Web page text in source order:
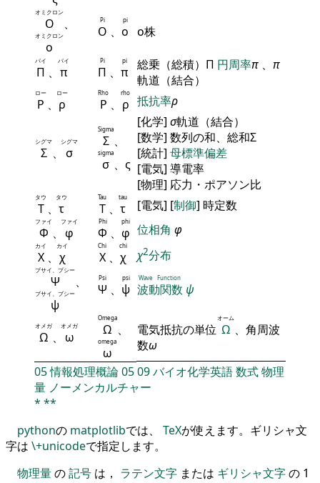
Ο
オミクロン
、
ο
オミクロン Ο
Pi
、 ο
pi
ο株
Π
パイ
、 π
パイ
Π
Pi
、 π
pi 総乗（総積）Π 円周率π 、 π
軌道（結合）
Ρ
ロー
、 ρ
ロー
Ρ
Rho
、 ρ
rho
抵抗率ρ
Σ
シグマ
、 σ
シグマ Σ
Sigma
、
σ
sigma
、ς
[化学] σ軌道（結合）
[数学] 数列の和、総和Σ
[統計] 母標準偏差
[電気] 導電率
[物理] 応力・ポアソン比
Τ
タウ
、 τ
タウ
Τ
Tau
、 τ
tau
[電気] [制御] 時定数
Φ
ファイ
、 φ
ファイ
Φ
Phi
、 φ
phi
位相角 φ
Χ
カイ
、 χ
カイ
Χ
Chi
、 χ
chi
χ2分布
Ψ
プサイ、プシー
、
ψ
プサイ、プシー Ψ
Psi
、 ψ
psi
波動関数
Wave Function
ψ
Ω
オメガ
、 ω
オメガ Ω
Omega
、
ω
omega
電気抵抗の単位 Ω
オーム
、角周波
数ω
05情報処理概論0509バイオ化学英語数式物理
量 ノーメンカルチャー
* **
pythonの matplotlibでは、 TeXが使えます。ギリシャ文
字は \+unicodeで指定します。
物理量の記号 は， ラテン文字 または ギリシャ文字の 1